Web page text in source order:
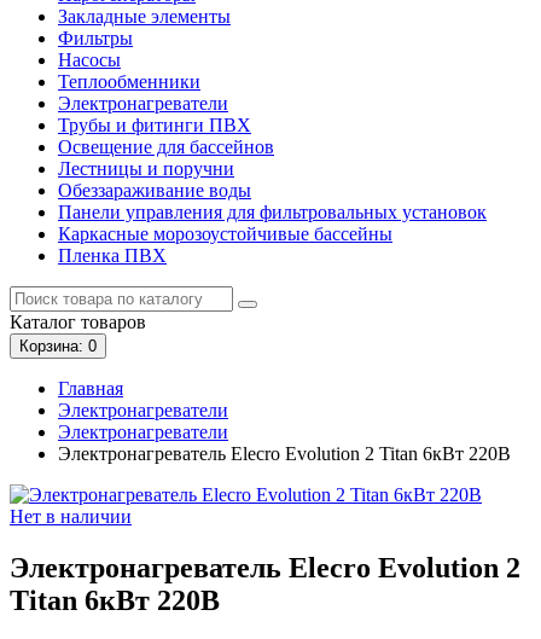
Закладные элементы
Фильтры
Насосы
Теплообменники
Электронагреватели
Трубы и фитинги ПВХ
Освещение для бассейнов
Лестницы и поручни
Обеззараживание воды
Панели управления для фильтровальных установок
Каркасные морозоустойчивые бассейны
Пленка ПВХ
Каталог товаров
Корзина: 0
Главная
Электронагреватели
Электронагреватели
Электронагреватель Elecro Evolution 2 Titan 6кВт 220В
Нет в наличии
Электронагреватель Elecro Evolution 2
Titan 6кВт 220В